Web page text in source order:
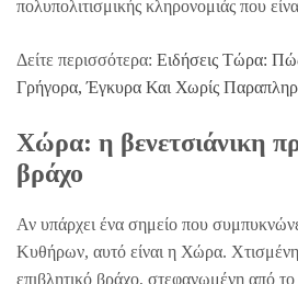
πολυπολιτισμικής κληρονομιάς που
Δείτε περισσότερα: Ειδήσεις Τώρα:
Γρήγορα, Έγκυρα Και Χωρίς
Χώρα: η βενετσιάνικη
βράχο
Αν υπάρχει ένα σημείο που
Κυθήρων, αυτό είναι η Χώρα.
επιβλητικό βράχο, στεφανωμένη από το